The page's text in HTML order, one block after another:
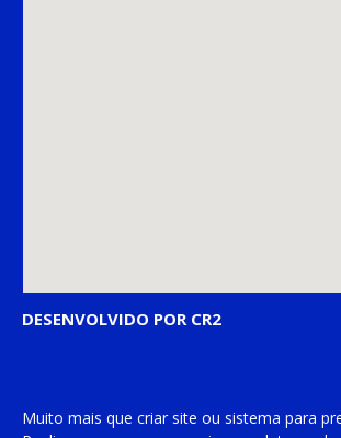
DESENVOLVIDO POR CR2
Muito mais que criar site ou sistema para